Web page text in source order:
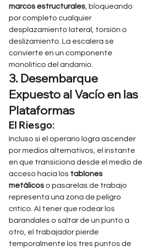
marcos estructurales , bloqueando
por completo cualquier
desplazamiento lateral, torsión o
deslizamiento. La escalera se
convierte en un componente
monolítico del andamio.
3. Desembarque
Expuesto al Vacío en las
Plataformas
El Riesgo:
Incluso si el operario logra ascender
por medios alternativos, el instante
en que transiciona desde el medio de
acceso hacia los tablones
metálicos o pasarelas de trabajo
representa una zona de peligro
crítico. Al tener que rodear los
barandales o saltar de un punto a
otro, el trabajador pierde
temporalmente los tres puntos de